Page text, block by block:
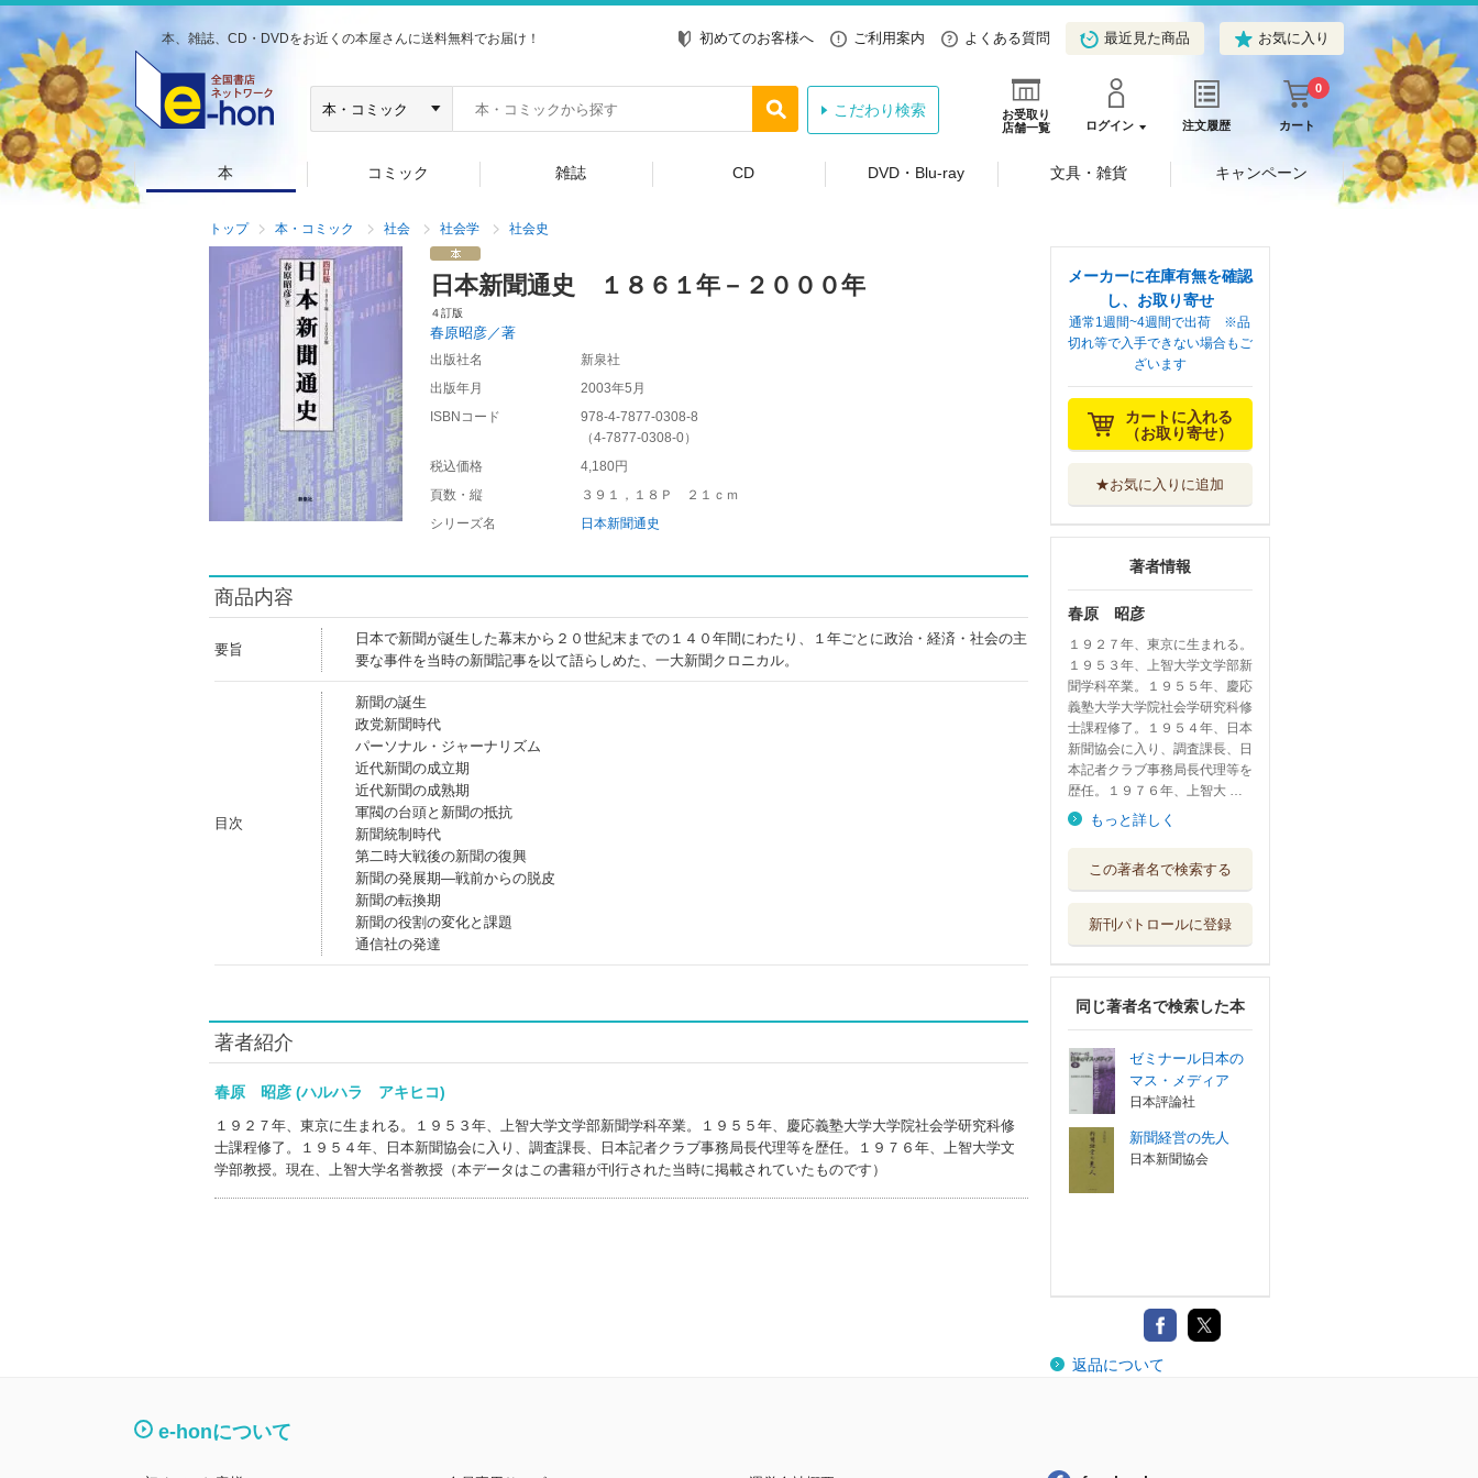
本、雑誌、CD・DVDをお近くの本屋さんに送料無料でお届け！ 初めてのお客様へ ご利用案内 よくある質問 最近見た商品 お気に入り
お受取り
店舗一覧
ログイン 注文履歴 カート
0
こだわり検索
本 コミック 雑誌 CD DVD・Blu-ray 文具・雑貨 キャンペーン
トップ 本・コミック 社会 社会学 社会史
日本新聞通史 １８６１年－２０００年
４訂版
春原昭彦／著
出版社名
新泉社
出版年月
2003年5月
ISBNコード
978-4-7877-0308-8
（4-7877-0308-0）
税込価格
4,180円
頁数・縦
３９１，１８Ｐ ２１ｃｍ
シリーズ名
日本新聞通史
商品内容
要旨
日本で新聞が誕生した幕末から２０世紀末までの１４０年間にわたり、１年ごとに政治・経済・社会の主
要な事件を当時の新聞記事を以て語らしめた、一大新聞クロニカル。
目次
新聞の誕生
政党新聞時代
パーソナル・ジャーナリズム
近代新聞の成立期
近代新聞の成熟期
軍閥の台頭と新聞の抵抗
新聞統制時代
第二時大戦後の新聞の復興
新聞の発展期―戦前からの脱皮
新聞の転換期
新聞の役割の変化と課題
通信社の発達
著者紹介
春原 昭彦 (ハルハラ アキヒコ)
１９２７年、東京に生まれる。１９５３年、上智大学文学部新聞学科卒業。１９５５年、慶応義塾大学大学院社会学研究科修
士課程修了。１９５４年、日本新聞協会に入り、調査課長、日本記者クラブ事務局長代理等を歴任。１９７６年、上智大学文
学部教授。現在、上智大学名誉教授（本データはこの書籍が刊行された当時に掲載されていたものです）
メーカーに在庫有無を確認
し、お取り寄せ
通常1週間~4週間で出荷 ※品
切れ等で入手できない場合もご
ざいます
カートに入れる
（お取り寄せ）
★お気に入りに追加
著者情報
春原 昭彦
１９２７年、東京に生まれる。
１９５３年、上智大学文学部新
聞学科卒業。１９５５年、慶応
義塾大学大学院社会学研究科修
士課程修了。１９５４年、日本
新聞協会に入り、調査課長、日
本記者クラブ事務局長代理等を
歴任。１９７６年、上智大 …
もっと詳しく
この著者名で検索する
新刊パトロールに登録
同じ著者名で検索した本
ゼミナール日本の
マス・メディア
日本評論社
新聞経営の先人
日本新聞協会
返品について
e-honについて